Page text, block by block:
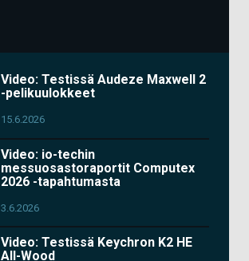
Video: Testissä Audeze Maxwell 2
-pelikuulokkeet
15.6.2026
Video: io-techin
messuosastoraportit Computex
2026 -tapahtumasta
3.6.2026
Video: Testissä Keychron K2 HE
All-Wood